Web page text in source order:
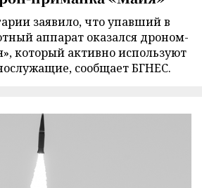
заявило, что упавший в
аппарат оказался дроном-
который активно используют
сообщает БГНЕС.